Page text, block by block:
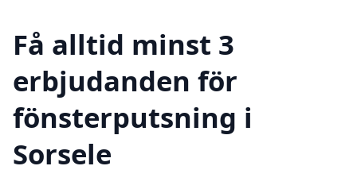
Få alltid minst 3
erbjudanden för
fönsterputsning i
Sorsele